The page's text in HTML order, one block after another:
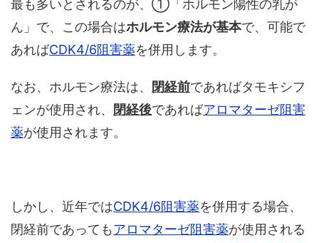
最も多いとされるのが、①「ホルモン陽性の乳が
ん」で、この場合はホルモン療法が基本で、可能で
あればCDK4/6阻害薬を併用します。
なお、ホルモン療法は、 閉経前であればタモキシフ
ェンが使用され、 閉経後であればアロマターゼ阻害
薬が使用されます。
しかし、近年ではCDK4/6阻害薬を併用する場合、
閉経前であってもアロマターゼ阻害薬が使用される